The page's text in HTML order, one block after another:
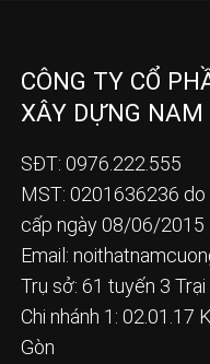
CÔNG TY CỔ
XÂY DỰNG NAM
SĐT: 0976.222.555
MST: 0201636236
cấp ngày 08/06/2015
Email:
Trụ sở: 61 tuyến 3
Chi nhánh 1: 02.01.17
Gòn